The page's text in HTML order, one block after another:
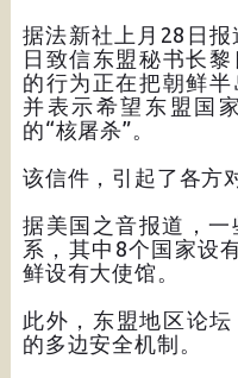
据法新社上月28日
日致信东盟秘书长
的行为正在把朝鲜半
并表示希望东盟国
的“核屠杀”。
该信件，引起了各方
据美国之音报道，
系，其中8个国家设
鲜设有大使馆。
此外，东盟地区论
的多边安全机制。